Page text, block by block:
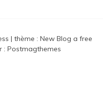
| thème : New Blog a free
: Postmagthemes